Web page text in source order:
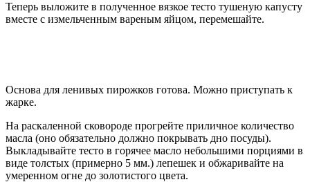
Теперь выложите в полученное вязкое тесто тушеную капусту
вместе с измельченным вареным яйцом, перемешайте.
Основа для ленивых пирожков готова. Можно приступать к
жарке.
На раскаленной сковороде прогрейте приличное количество
масла (оно обязательно должно покрывать дно посуды).
Выкладывайте тесто в горячее масло небольшими порциями в
виде толстых (примерно 5 мм.) лепешек и обжаривайте на
умеренном огне до золотистого цвета.